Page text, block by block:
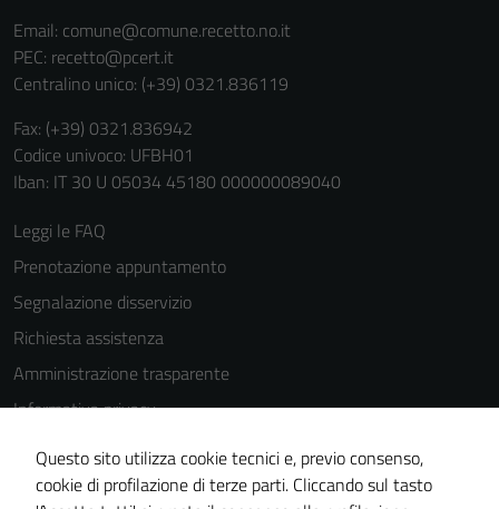
Email: comune@comune.recetto.no.it
PEC: recetto@pcert.it
Centralino unico: (+39) 0321.836119
Fax: (+39) 0321.836942
Codice univoco: UFBH01
Iban: IT 30 U 05034 45180 000000089040
Leggi le FAQ
Prenotazione appuntamento
Segnalazione disservizio
Richiesta assistenza
Amministrazione trasparente
Informativa privacy
Cookie Policy
Note legali
Questo sito utilizza cookie tecnici e, previo consenso,
cookie di profilazione di terze parti. Cliccando sul tasto